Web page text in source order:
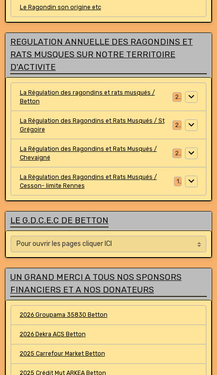
Le Ragondin son origine etc
REGULATION ANNUELLE DES RAGONDINS ET
RATS MUSQUES SUR NOTRE TERRITOIRE
D'ACTIVITE
La Régulation des ragondins et rats musqués /
Betton
La Régulation des Ragondins et Rats Musqués / St
Grégoire
La Régulation des Ragondins et Rats Musqués /
Chevaigné
La Régulation des Ragondins et Rats Musqués /
Cesson- limite Rennes
LE G.D.C.E.C DE BETTON
UN GRAND MERCI A TOUS NOS SPONSORS
FINANCIERS ET A NOS DONATEURS
2026 Groupama 35830 Betton
2026 Dekra ACS Betton
2025 Carrefour Market Betton
2025 Crédit Mut ARKEA Betton